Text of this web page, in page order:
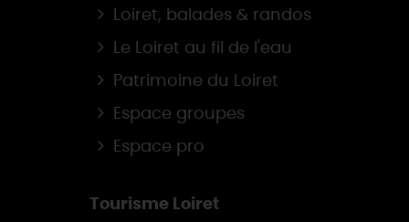
Loiret, balades & randos
Le Loiret au fil de l'eau
Patrimoine du Loiret
Espace groupes
Espace pro
Tourisme Loiret